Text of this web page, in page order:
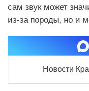
сам звук может
из-за породы, но и
Новости